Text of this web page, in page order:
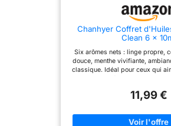
Bonheur】- Chaque huile
essentielle a ses propres
propriétés apaisantes
uniques. Aeshory
essentielles peut soulager
l'anxiété, soulager le
stress, apaiser l'esprit et
l'insomnie, purifier l'air,
créant une atmosphère
Chanhyer Coffret
Clean 6 x
Six arômes nets : linge propre,
douce, menthe vivifiante,
classique. Idéal pour ceux qui
et agréable. Parfait pour la salle
pratique pour les fêtes, les
amateur d’intérieurs nets et
11,99 €